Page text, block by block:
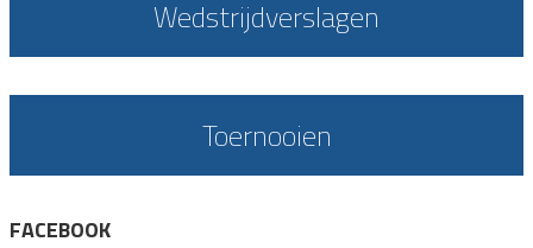
Wedstrijdverslagen
Toernooien
FACEBOOK